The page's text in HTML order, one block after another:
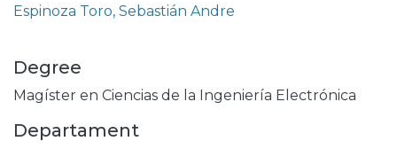
Espinoza Toro, Sebastián Andre
Degree
Magíster en Ciencias de la Ingeniería Electrónica
Departament